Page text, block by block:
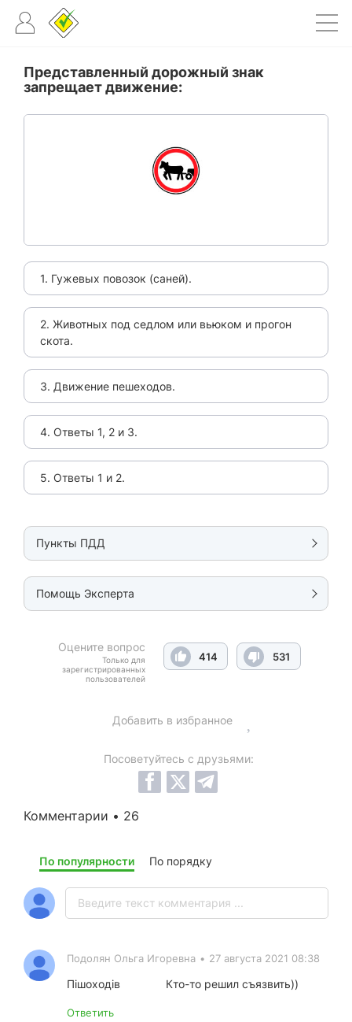
Представленный дорожный знак
запрещает движение:
1. Гужевых повозок (саней).
2. Животных под седлом или вьюком и прогон
скота.
3. Движение пешеходов.
4. Ответы 1, 2 и 3.
5. Ответы 1 и 2.
Пункты ПДД
Помощь Эксперта
Оцените вопрос
Только для
зарегистрированных
пользователей
414 531
Добавить в избранное
Посоветуйтесь с друзьями:
Комментарии • 26
По популярности По порядку
Подолян Ольга Игоревна • 27 августа 2021 08:38
Пішоходів Кто-то решил съязвить))
Ответить